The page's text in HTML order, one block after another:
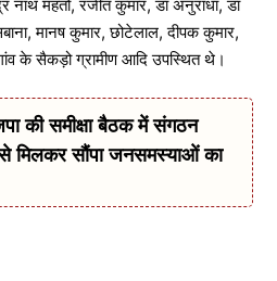
नाथ महतो, रंजीत कुमार, डा अनुराधा, डा
मानष कुमार, छोटेलाल, दीपक कुमार,
के सैकड़ो ग्रामीण आदि उपस्थित थे।
की समीक्षा बैठक में संगठन
मिलकर सौंपा जनसमस्याओं का